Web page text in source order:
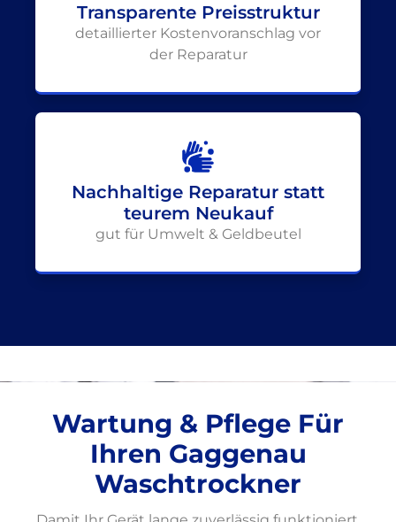
Transparente Preisstruktur
detaillierter Kostenvoranschlag vor
der Reparatur
Nachhaltige Reparatur statt
teurem Neukauf
gut für Umwelt & Geldbeutel
Wartung & Pflege Für
Ihren Gaggenau
Waschtrockner